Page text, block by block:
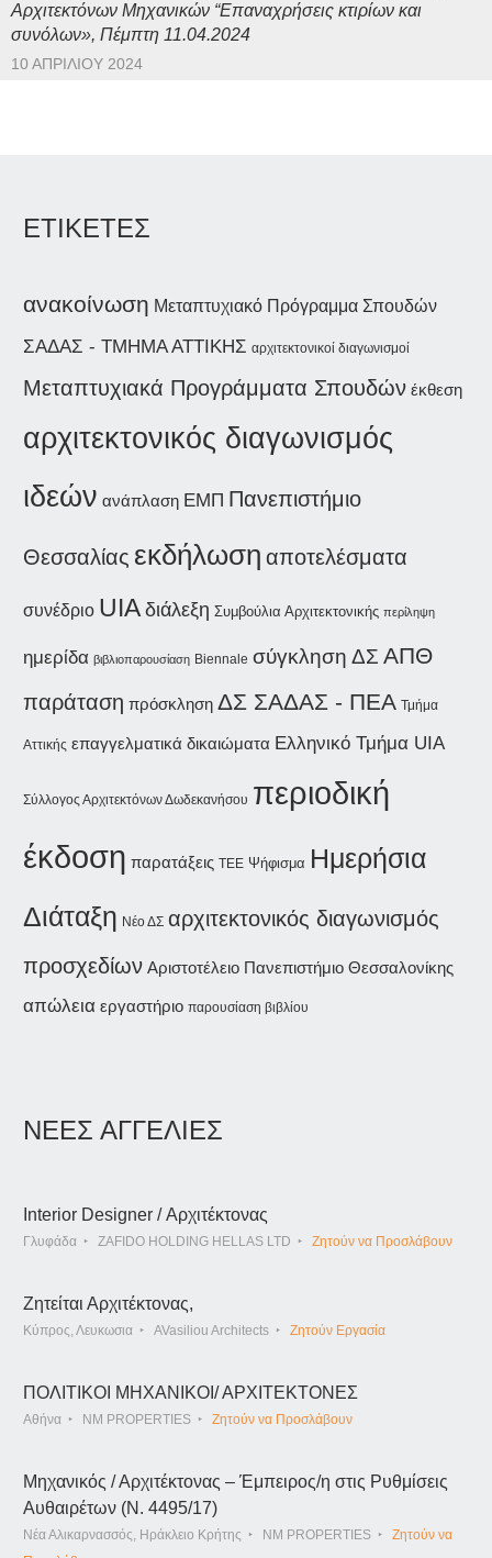
Αρχιτεκτόνων Μηχανικών “Επαναχρήσεις κτιρίων και
συνόλων», Πέμπτη 11.04.2024
10 ΑΠΡΙΛΊΟΥ 2024
ΕΤΙΚΕΤΕΣ
ανακοίνωση Μεταπτυχιακό Πρόγραμμα Σπουδών
ΣΑΔΑΣ - ΤΜΗΜΑ ΑΤΤΙΚΗΣ αρχιτεκτονικοί διαγωνισμοί
Μεταπτυχιακά Προγράμματα Σπουδών έκθεση
αρχιτεκτονικός διαγωνισμός
ιδεών ανάπλαση ΕΜΠ Πανεπιστήμιο
Θεσσαλίας εκδήλωση αποτελέσματα
συνέδριο UIA διάλεξη Συμβούλια Αρχιτεκτονικής περίληψη
ημερίδα βιβλιοπαρουσίαση Biennale σύγκληση ΔΣ ΑΠΘ
παράταση πρόσκληση ΔΣ ΣΑΔΑΣ - ΠΕΑ Τμήμα
Αττικής επαγγελματικά δικαιώματα Ελληνικό Τμήμα UIA
Σύλλογος Αρχιτεκτόνων Δωδεκανήσου περιοδική
έκδοση παρατάξεις ΤΕΕ Ψήφισμα Ημερήσια
Διάταξη Νέο ΔΣ αρχιτεκτονικός διαγωνισμός
προσχεδίων Αριστοτέλειο Πανεπιστήμιο Θεσσαλονίκης
απώλεια εργαστήριο παρουσίαση βιβλίου
ΝΕΕΣ ΑΓΓΕΛΙΕΣ
Interior Designer / Αρχιτέκτονας
Γλυφάδα ZAFIDO HOLDING HELLAS LTD Ζητούν να Προσλάβουν
Ζητείται Αρχιτέκτονας,
Κύπρος, Λευκωσια AVasiliou Architects Ζητούν Εργασία
ΠΟΛΙΤΙΚΟΙ ΜΗΧΑΝΙΚΟΙ/ ΑΡΧΙΤΕΚΤΟΝΕΣ
Αθήνα NM PROPERTIES Ζητούν να Προσλάβουν
Μηχανικός / Αρχιτέκτονας – Έμπειρος/η στις Ρυθμίσεις
Αυθαιρέτων (Ν. 4495/17)
Νέα Αλικαρνασσός, Ηράκλειο Κρήτης NM PROPERTIES
Ζητούν να